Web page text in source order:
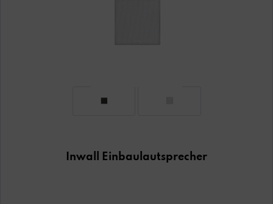
Inwall Einbaulautsprecher